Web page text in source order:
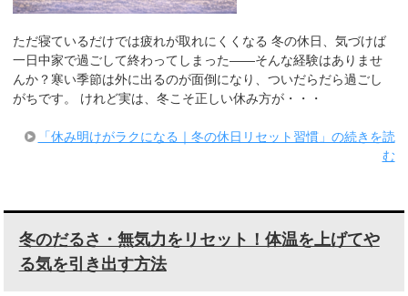
ただ寝ているだけでは疲れが取れにくくなる 冬の休日、気づけば
一日中家で過ごして終わってしまった——そんな経験はありませ
んか？寒い季節は外に出るのが面倒になり、ついだらだら過ごし
がちです。 けれど実は、冬こそ正しい休み方が・・・
「休み明けがラクになる｜冬の休日リセット習慣」の続きを読
む
冬のだるさ・無気力をリセット！体温を上げてや
る気を引き出す方法